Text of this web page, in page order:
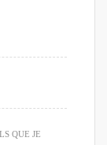
QUE JE